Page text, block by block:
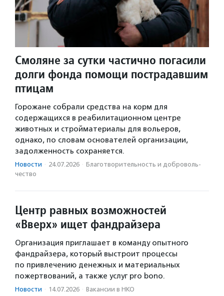
Смоляне за сутки частично погасили
долги фонда помощи пострадавшим
птицам
Горожане собрали средства на корм для
содержащихся в реабилитационном центре
животных и стройматериалы для вольеров,
однако, по словам основателей организации,
задолженность сохраняется.
Новости · 24.07.2026 · Благотвори­тель­ность и доброволь­
чест­во
Центр равных возможностей
«Вверх» ищет фандрайзера
Организация приглашает в команду опытного
фандрайзера, который выстроит процессы
по привлечению денежных и материальных
пожертвований, а также услуг pro bono.
Новости · 14.07.2026 · Вакансии в НКО